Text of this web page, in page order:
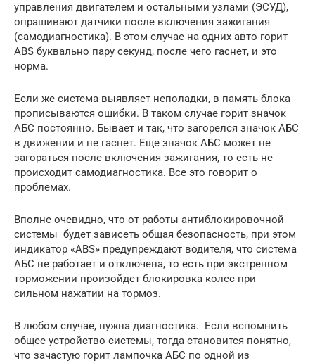
управления двигателем и остальными узлами (ЭСУД),
опрашивают датчики после включения зажигания
(самодиагностика). В этом случае на одних авто горит
ABS буквально пару секунд, после чего гаснет, и это
норма.
Если же система выявляет неполадки, в память блока
прописываются ошибки. В таком случае горит значок
АБС постоянно. Бывает и так, что загорелся значок АБС
в движении и не гаснет. Еще значок АБС может не
загораться после включения зажигания, то есть не
происходит самодиагностика. Все это говорит о
проблемах.
Вполне очевидно, что от работы антиблокировочной
системы будет зависеть общая безопасность, при этом
индикатор «ABS» предупреждают водителя, что система
АБС не работает и отключена, то есть при экстренном
торможении произойдет блокировка колес при
сильном нажатии на тормоз.
В любом случае, нужна диагностика. Если вспомнить
общее устройство системы, тогда становится понятно,
что зачастую горит лампочка АБС по одной из